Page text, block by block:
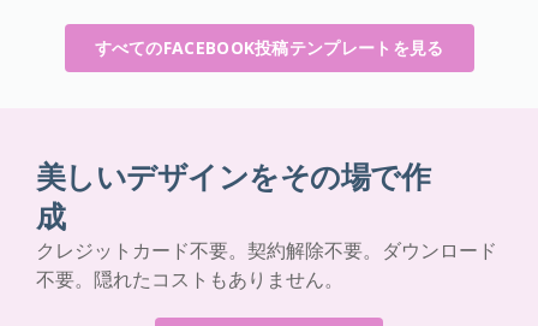
すべてのFACEBOOK投稿テンプレートを見る
美しいデザインをその場で作
成
クレジットカード不要。契約解除不要。ダウンロード
不要。隠れたコストもありません。